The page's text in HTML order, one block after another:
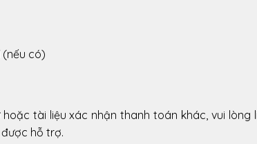
có)
tài liệu xác nhận thanh toán khác, vui lòng
hỗ trợ.